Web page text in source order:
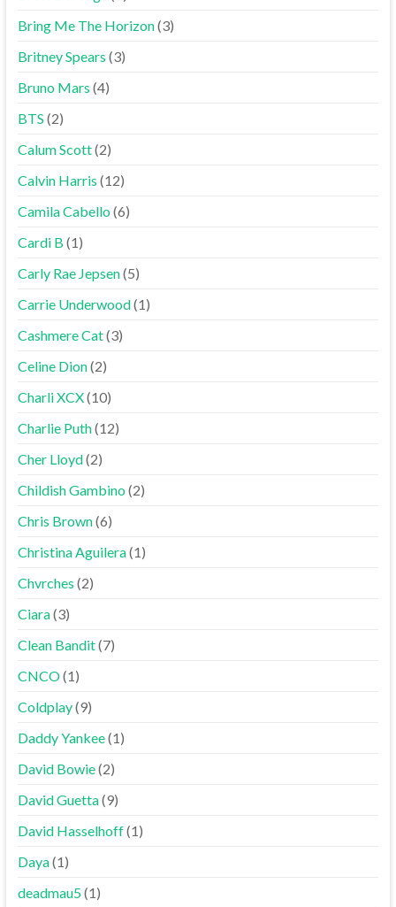
Bring Me The Horizon(3)
Britney Spears (3)
Bruno Mars (4)
BTS (2)
Calum Scott(2)
Calvin Harris (12)
Camila Cabello(6)
Cardi B (1)
Carly Rae Jepsen(5)
Carrie Underwood(1)
Cashmere Cat(3)
Celine Dion(2)
Charli XCX(10)
Charlie Puth(12)
Cher Lloyd(2)
Childish Gambino(2)
Chris Brown(6)
Christina Aguilera(1)
Chvrches (2)
Ciara(3)
Clean Bandit(7)
CNCO(1)
Coldplay(9)
Daddy Yankee(1)
David Bowie(2)
David Guetta(9)
David Hasselhoff(1)
Daya(1)
deadmau5(1)